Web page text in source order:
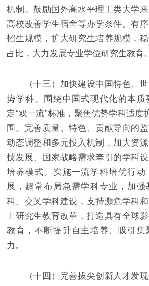
机制。鼓励国外高水平理工类大学
高校改善学生宿舍等办学条件。有
招生规模，扩大研究生培养规模，
占比，大力发展专业学位研究生教育。
（十三）加快建设中国特色、世
势学科。围绕中国式现代化的本质
定“双一流”标准，聚焦优势学科适度
围。完善质量、特色、贡献导向的
动态调整和多元投入机制，加大资
技发展、国家战略需求牵引的学科
培养模式。实施一流学科培优行动
展，超常布局急需学科专业，加强
科、交叉学科建设，支持濒危学科
士研究生教育改革，打造具有全球
教育，不断提升自主培养、吸引集
力。
（十四）完善拔尖创新人才发现